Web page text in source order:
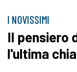
I NOVISSIMI
Il pensiero
l'ultima